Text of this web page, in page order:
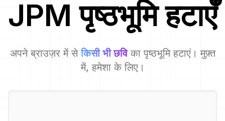
JPM पृष्ठभूमि हटाएँ
अपने ब्राउज़र में से किसी भी छवि का पृष्ठभूमि हटाएं। मुफ़्त
में, हमेशा के लिए।